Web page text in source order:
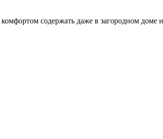
содержать даже в загородном доме